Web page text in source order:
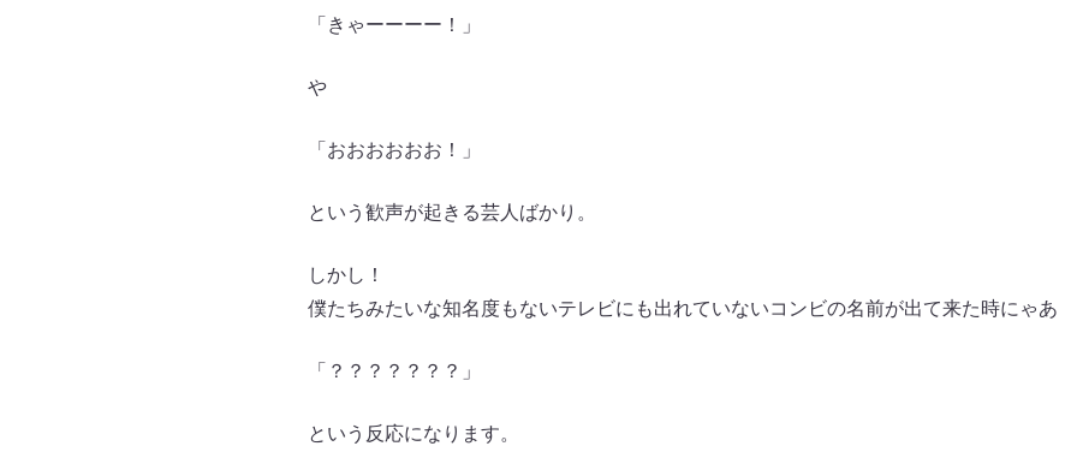
「きゃーーーー！」
や
「おおおおおお！」
という歓声が起きる芸人ばかり。
しかし！
僕たちみたいな知名度もないテレビにも出れていないコンビの名前が出て来た時にゃあ
「？？？？？？？」
という反応になります。